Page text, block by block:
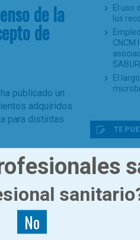
de la
de
publicado un
adquiridos
para distintas
,
El uso
los
CNCM
El
TE
No